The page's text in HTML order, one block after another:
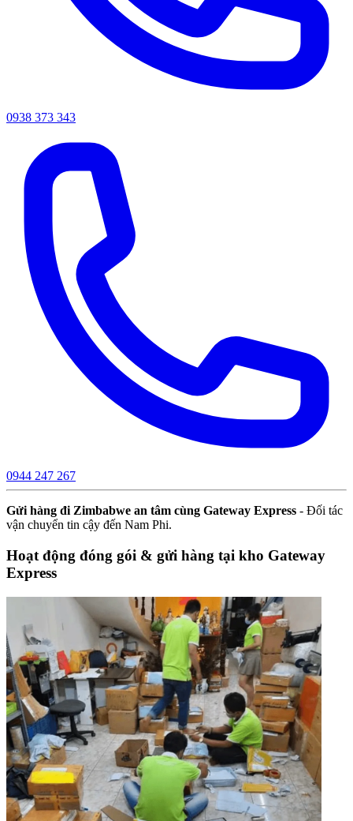
0938 373 343
0944 247 267
Gửi hàng đi Zimbabwe an tâm cùng Gateway Express - Đối tác
vận chuyển tin cậy đến Nam Phi.
Hoạt động đóng gói & gửi hàng tại kho Gateway
Express